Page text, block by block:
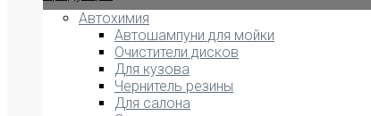
Автохимия
Автошампуни для мойки
Очистители дисков
Для кузова
Чернитель резины
Для салона